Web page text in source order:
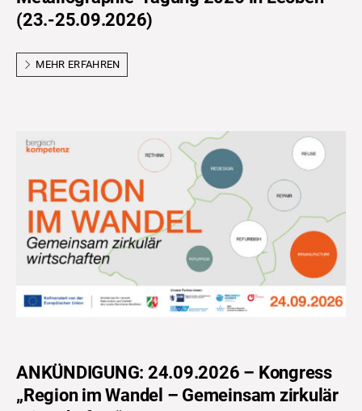
(23.-25.09.2026)
MEHR ERFAHREN
ANKÜNDIGUNG: 24.09.2026 – Kongress
„Region im Wandel – Gemeinsam zirkulär